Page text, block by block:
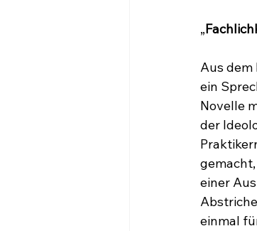
„
Aus
ein
Novelle
der
einer
einmal